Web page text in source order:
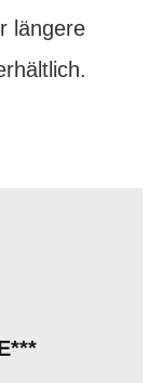
längere